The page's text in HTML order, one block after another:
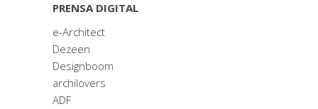
PRENSA DIGITAL
e-Architect
Dezeen
Designboom
archilovers
ADF